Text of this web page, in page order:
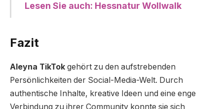
Lesen Sie auch: Hessnatur Wollwalk
Fazit
Aleyna TikTok gehört zu den aufstrebenden
Persönlichkeiten der Social-Media-Welt. Durch
authentische Inhalte, kreative Ideen und eine enge
Verbindung zu ihrer Community konnte sie sich